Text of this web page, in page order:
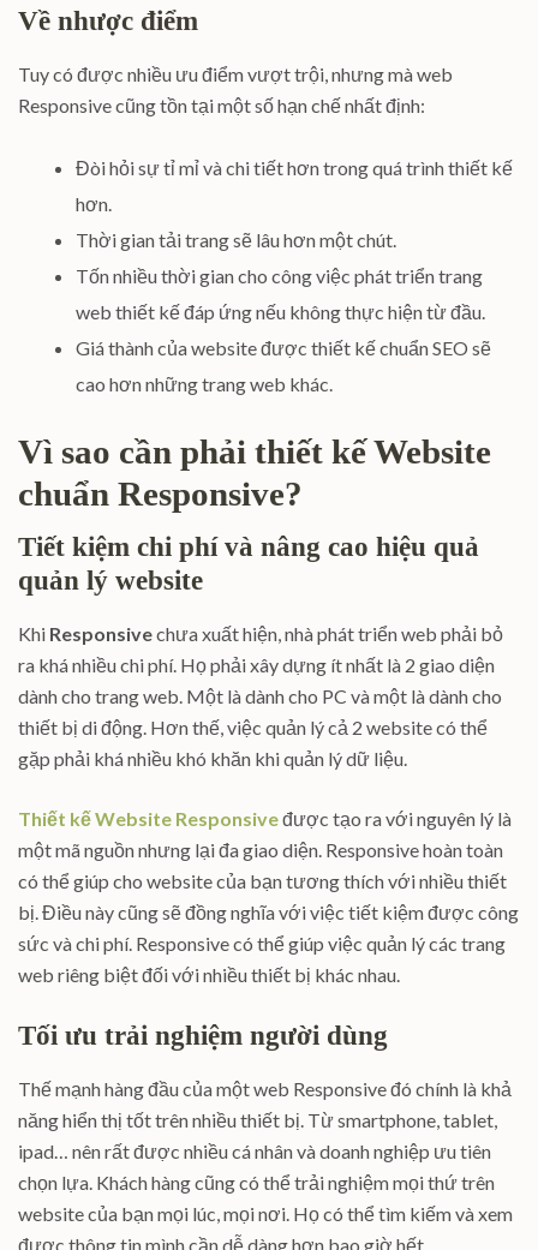
Về nhược điểm
Tuy có được nhiều ưu điểm vượt trội, nhưng mà web
Responsive cũng tồn tại một số hạn chế nhất định:
Đòi hỏi sự tỉ mỉ và chi tiết hơn trong quá trình thiết kế
hơn.
Thời gian tải trang sẽ lâu hơn một chút.
Tốn nhiều thời gian cho công việc phát triển trang
web thiết kế đáp ứng nếu không thực hiện từ đầu.
Giá thành của website được thiết kế chuẩn SEO sẽ
cao hơn những trang web khác.
Vì sao cần phải thiết kế Website
chuẩn Responsive?
Tiết kiệm chi phí và nâng cao hiệu quả
quản lý website
Khi Responsivechưa xuất hiện, nhà phát triển web phải bỏ
ra khá nhiều chi phí. Họ phải xây dựng ít nhất là 2 giao diện
dành cho trang web. Một là dành cho PC và một là dành cho
thiết bị di động. Hơn thế, việc quản lý cả 2 website có thể
gặp phải khá nhiều khó khăn khi quản lý dữ liệu.
Thiết kế Website Responsiveđược tạo ra với nguyên lý là
một mã nguồn nhưng lại đa giao diện. Responsive hoàn toàn
có thể giúp cho website của bạn tương thích với nhiều thiết
bị. Điều này cũng sẽ đồng nghĩa với việc tiết kiệm được công
sức và chi phí. Responsive có thể giúp việc quản lý các trang
web riêng biệt đối với nhiều thiết bị khác nhau.
Tối ưu trải nghiệm người dùng
Thế mạnh hàng đầu của một web Responsive đó chính là khả
năng hiển thị tốt trên nhiều thiết bị. Từ smartphone, tablet,
ipad… nên rất được nhiều cá nhân và doanh nghiệp ưu tiên
chọn lựa. Khách hàng cũng có thể trải nghiệm mọi thứ trên
website của bạn mọi lúc, mọi nơi. Họ có thể tìm kiếm và xem
được thông tin mình cần dễ dàng hơn bao giờ hết.